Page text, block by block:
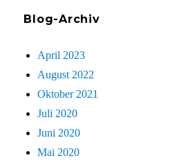
Blog-Archiv
April 2023
August 2022
Oktober 2021
Juli 2020
Juni 2020
Mai 2020